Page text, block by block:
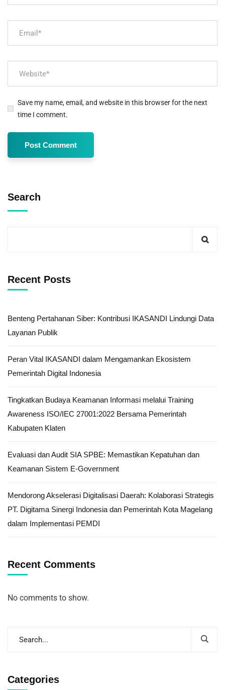
Save my name, email, and website in this browser for the next
time I comment.
Search
Recent Posts
Benteng Pertahanan Siber: Kontribusi IKASANDI Lindungi Data
Layanan Publik
Peran Vital IKASANDI dalam Mengamankan Ekosistem
Pemerintah Digital Indonesia
Tingkatkan Budaya Keamanan Informasi melalui Training
Awareness ISO/IEC 27001:2022 Bersama Pemerintah
Kabupaten Klaten
Evaluasi dan Audit SIA SPBE: Memastikan Kepatuhan dan
Keamanan Sistem E-Government
Mendorong Akselerasi Digitalisasi Daerah: Kolaborasi Strategis
PT. Digitama Sinergi Indonesia dan Pemerintah Kota Magelang
dalam Implementasi PEMDI
Recent Comments
No comments to show.
Categories